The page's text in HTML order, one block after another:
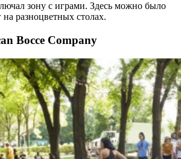
зону с играми. Здесь можно было
разноцветных столах.
Bocce Company